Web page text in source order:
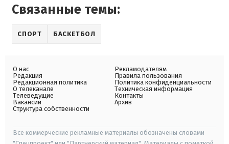
Связанные темы:
СПОРТ БАСКЕТБОЛ
О нас
Редакция
Редакционная политика
О телеканале
Телеведущие
Вакансии
Структура собственности
Рекламодателям
Правила пользования
Политика конфиденциальности
Техническая информация
Контакты
Архив
Все коммерческие рекламные материалы обозначены словами